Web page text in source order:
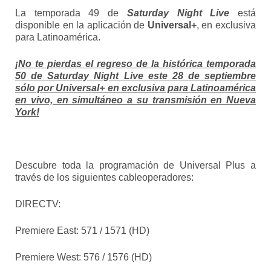
La temporada 49 de Saturday Night Liveestá
disponible en la aplicación de Universal+, en exclusiva
para Latinoamérica.
¡No te pierdas el regreso de la histórica temporada
50 de Saturday Night Live este 28 de septiembre
sólo por Universal+ en exclusiva para Latinoamérica
en vivo, en simultáneo a su transmisión en Nueva
York!
Descubre toda la programación de Universal Plus a
través de los siguientes cableoperadores:
DIRECTV:
Premiere East: 571 / 1571 (HD)
Premiere West: 576 / 1576 (HD)